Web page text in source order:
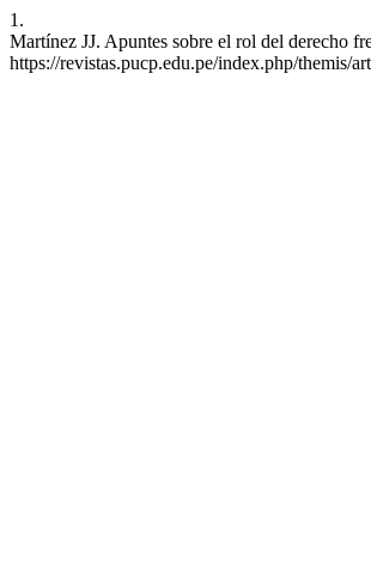
1.
Martínez JJ. Apuntes sobre el rol del derecho
https://revistas.pucp.edu.pe/index.php/themis/